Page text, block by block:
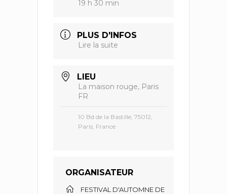
19 h 30 min
PLUS D'INFOS
Lire la suite
LIEU
La maison rouge, Paris
FR
10 Bd de la Bastille, 75012,
Paris, France
ORGANISATEUR
FESTIVAL D'AUTOMNE DE